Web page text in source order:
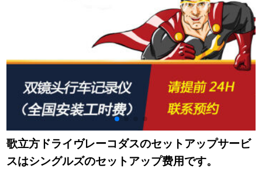
歌立方ドライヴレーコダスのセットアップサービ
スはシングルズのセットアップ费用です。